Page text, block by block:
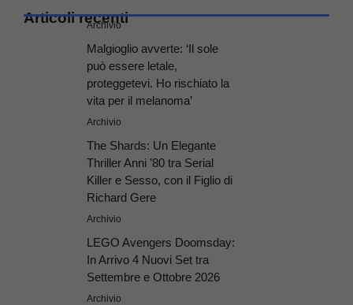
Articoli recenti
Archivio
Malgioglio avverte: ‘Il sole
può essere letale,
proteggetevi. Ho rischiato la
vita per il melanoma’
Archivio
The Shards: Un Elegante
Thriller Anni ’80 tra Serial
Killer e Sesso, con il Figlio di
Richard Gere
Archivio
LEGO Avengers Doomsday:
In Arrivo 4 Nuovi Set tra
Settembre e Ottobre 2026
Archivio